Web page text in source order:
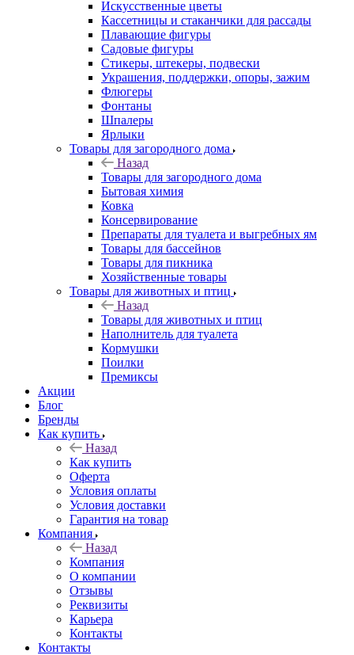
Искусственные цветы
Кассетницы и стаканчики для рассады
Плавающие фигуры
Садовые фигуры
Стикеры, штекеры, подвески
Украшения, поддержки, опоры, зажим
Флюгеры
Фонтаны
Шпалеры
Ярлыки
Товары для загородного дома
Назад
Товары для загородного дома
Бытовая химия
Ковка
Консервирование
Препараты для туалета и выгребных ям
Товары для бассейнов
Товары для пикника
Хозяйственные товары
Товары для животных и птиц
Назад
Товары для животных и птиц
Наполнитель для туалета
Кормушки
Поилки
Премиксы
Акции
Блог
Бренды
Как купить
Назад
Как купить
Оферта
Условия оплаты
Условия доставки
Гарантия на товар
Компания
Назад
Компания
О компании
Отзывы
Реквизиты
Карьера
Контакты
Контакты